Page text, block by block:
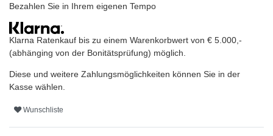
Bezahlen Sie in Ihrem eigenen Tempo
Klarna Ratenkauf bis zu einem Warenkorbwert von € 5.000,-
(abhänging von der Bonitätsprüfung) möglich.
Diese und weitere Zahlungsmöglichkeiten können Sie in der
Kasse wählen.
Wunschliste